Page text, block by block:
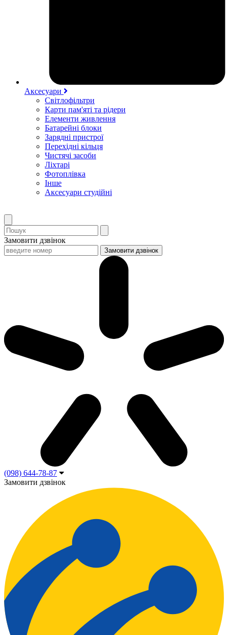
Аксесуари
Світлофільтри
Карти пам'яті та рідери
Елементи живлення
Батарейні блоки
Зарядні пристрої
Перехідні кільця
Чистячі засоби
Ліхтарі
Фотоплівка
Інше
Аксесуари студійні
Замовити дзвінок
(098) 644-78-87
Замовити дзвінок